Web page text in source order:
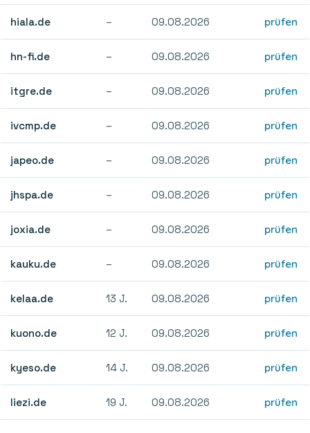
hiala.de – 09.08.2026 prüfen
hn-fi.de – 09.08.2026 prüfen
itgre.de – 09.08.2026 prüfen
ivcmp.de – 09.08.2026 prüfen
japeo.de – 09.08.2026 prüfen
jhspa.de – 09.08.2026 prüfen
joxia.de – 09.08.2026 prüfen
kauku.de – 09.08.2026 prüfen
kelaa.de 13 J. 09.08.2026 prüfen
kuono.de 12 J. 09.08.2026 prüfen
kyeso.de 14 J. 09.08.2026 prüfen
liezi.de 19 J. 09.08.2026 prüfen